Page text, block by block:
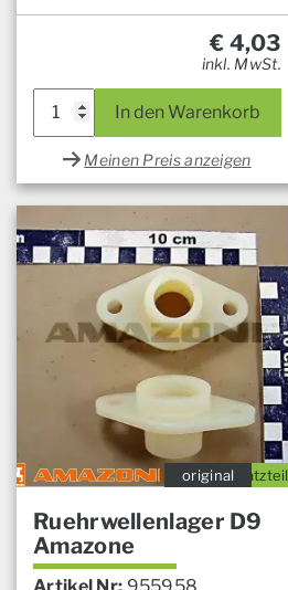
€ 4,03
inkl. MwSt.
In den Warenkorb
Meinen Preis anzeigen
Ersatzteil
original
Ruehrwellenlager D9
Amazone